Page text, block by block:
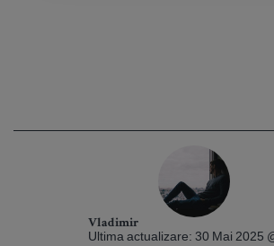
Vladimir
Ultima actualizare: 30 Mai 2025